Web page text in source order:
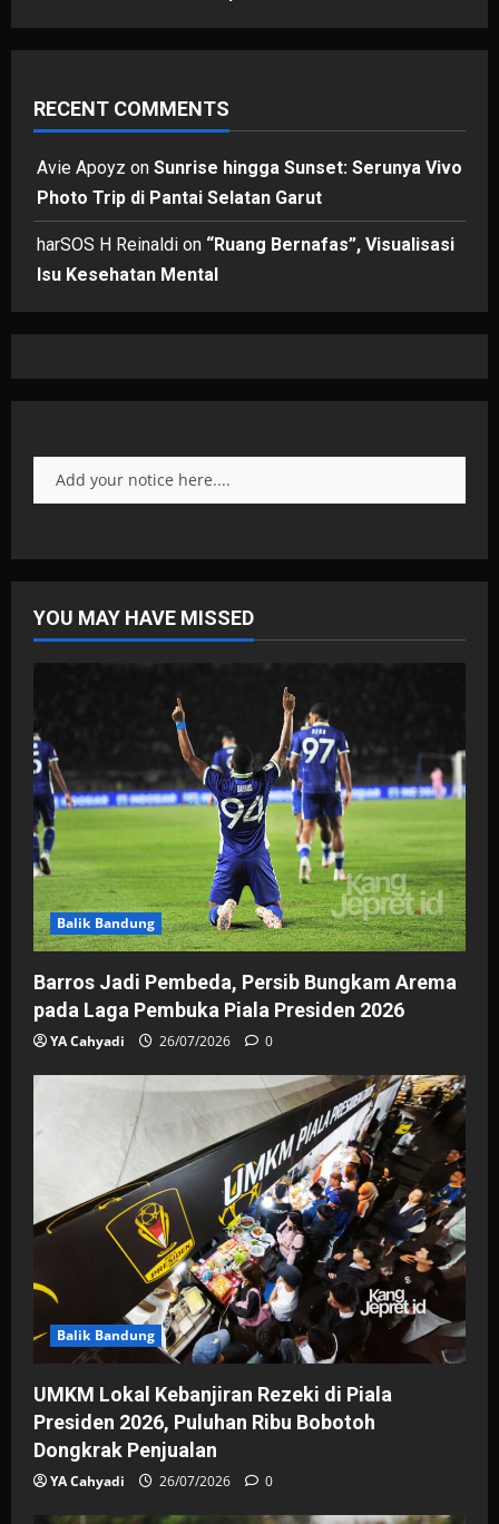
RECENT COMMENTS
Avie Apoyz on Sunrise hingga Sunset: Serunya Vivo
Photo Trip di Pantai Selatan Garut
harSOS H Reinaldi on “Ruang Bernafas”, Visualisasi
Isu Kesehatan Mental
Add your notice here....
YOU MAY HAVE MISSED
Balik Bandung
Barros Jadi Pembeda, Persib Bungkam Arema
pada Laga Pembuka Piala Presiden 2026
YA Cahyadi 26/07/2026 0
Balik Bandung
UMKM Lokal Kebanjiran Rezeki di Piala
Presiden 2026, Puluhan Ribu Bobotoh
Dongkrak Penjualan
YA Cahyadi 26/07/2026 0